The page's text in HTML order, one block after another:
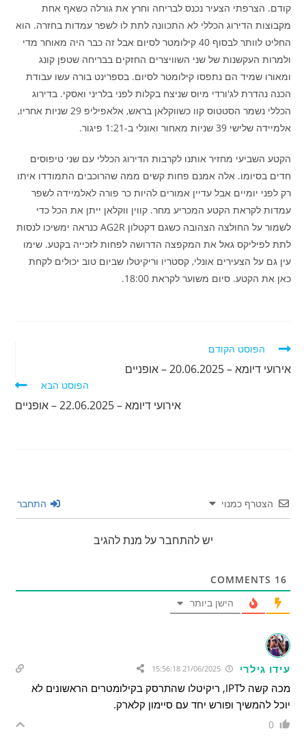
קודם. הצרפתי הצעיר נכנס לבריחה וחרץ את גורלה כשאף אחת
מקבוצות הדירוג הכללי לא התכוונה לתת לו לשפר עמדות בחזרה. הוא
החליט לוותר לבסוף 40 קילומטר לסיום אבל זה כבר היה מאוחר מדי
ולמרות העקשנות של שני השוויצרים החזקים בבריחה שטפן קונג
ומאורו שמיד הם נתפסו קילומטר לסיום. בספרינט בורה עשו עבודת
הכנה נהדרת לג'ורדי מיוס שניצח בקלות לפני בלריני ואסקי. בדירוג
הכללי נשמר הסטטוס קוו כשווקלאן בראש, אלאפיליפ 29 שניות אחריו,
אלמיידה שלישי 39 שניות מאחור ואונלי ב-1:21 פיגור.
הקטע השביעי מחזיר אותנו לקרבות הדירוג הכללי עם שני טיפוסים
חדים בסיומו. אלה אמנם פחות קשים ממה שהרוכבים התמודדו איתו
רק לפני יומיים אבל עדיין אמורים להיות כר פורה לאלמיידה לשפר
עמדות לקראת הקטע המכריע מחר. קווין ווקלאן ייתן את הכל כדי
לשמור על החולצה הצהובה כשגם דקטלון AG2R כנראה ימשיכו לנסות
לתת לפיליקס גאל את המקפצה הדרושה לפחות לזכייה בקטע. שימו
עין גם על הצעירים אונלי, קסטריו וריקיטלו שביום טוב יכולים לקחת
כאן את הקטע. סיום משוער לקראת 18:00.
לקרוא
נוספים
הפוסט הקודם
אירועי דיומא – 20.06.2025 – אופניים
הפוסט הבא
אירועי דיומא – 22.06.2025 – אופניים
הצטרף כמנוי התחבר
יש להתחבר על מנת להגיב
16
הישן ביותר
עידו גילרי 21/06/2025 15:56:18
מכה קשה לIPT, ריקיטלו שהתרסק בקילומטרים הראשונים לא
יוכל להמשיך ופורש יחד עם סיימון קלארק.
0